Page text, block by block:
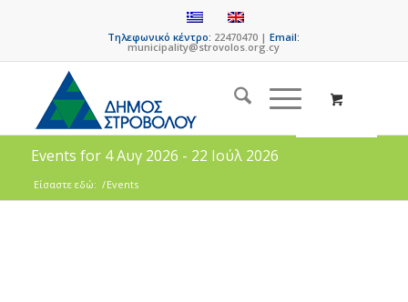
Τηλεφωνικό κέντρο: 22470470 |Email:
municipality@strovolos.org.cy
Events for 4 Αυγ 2026 - 22 Ιούλ 2026
Είσαστε εδώ: /Events